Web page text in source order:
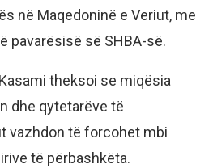
në Maqedoninë e Veriut, me
pavarësisë së SHBA-së.
theksoi se miqësia
dhe qytetarëve të
vazhdon të forcohet mbi
të përbashkëta.